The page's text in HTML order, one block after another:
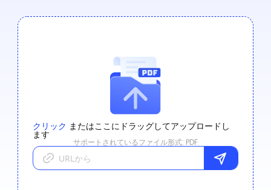
クリック またはここにドラッグしてアップロードし
ます
サポートされているファイル形式: PDF